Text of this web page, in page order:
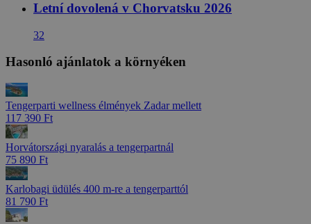
Letní dovolená v Chorvatsku 2026
32
Hasonló ajánlatok a környéken
Tengerparti wellness élmények Zadar mellett
117 390 Ft
Horvátországi nyaralás a tengerpartnál
75 890 Ft
Karlobagi üdülés 400 m-re a tengerparttól
81 790 Ft